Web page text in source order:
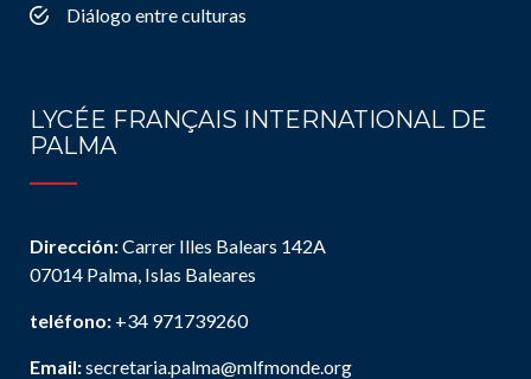
Diálogo entre culturas
LYCÉE FRANÇAIS INTERNATIONAL DE
PALMA
Dirección:Carrer Illes Balears 142A
07014 Palma, Islas Baleares
teléfono: +34 971739260
Email:secretaria.palma@mlfmonde.org